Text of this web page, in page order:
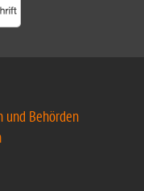
und Behörden